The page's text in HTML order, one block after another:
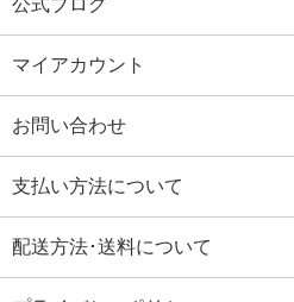
マイアカウント
お問い合わせ
支払い方法について
配送方法･送料について